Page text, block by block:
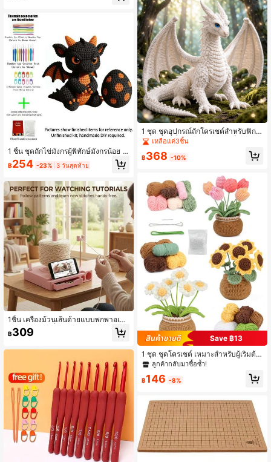
1 ชิ้น ชุดถักไข่มังกรผู้พิทักษ์มังกรน้อย (ยั
งไม่เสร็จ ต้องใช้การถักด้วยมืออย่างง่า
ย)! ชุด DIY เหมาะสำหรับผู้เริ่มต้น รวม
ของขวัญที่สมบูรณ์แบบสำหรับวันเกิด ฮ
าโลวีน คริสต์มาส วันวาเลนไทน์ ตกแต่
งบ้าน
฿254 -23% 3 วันสุดท้าย
1ชิ้น เครื่องม้วนเส้นด้ายแบบพกพาอเนก
ประสงค์พร้อมที่วางโทรศัพท์, ชามเส้นด้
ายอเนกประสงค์พร้อมที่วางหลอดด้ายแ
บการเดินทาง, เครื่องจ่ายเส้นด้ายพลาส
ติก, การม้วนเส้นด้ายแบบไม่พันกัน, เครื่
องมือจัดการวัสดุเส้นด้ายหัตถกรรม
฿309
นใคร, เครื่องประดับกระเป๋า
1 ชุด ชุดอุปกรณ์ถักโครเชต์สำหรับฟิกเก
อร์มังกรไร้ที่ติ (ไม่ใช่สินค้าสำเร็จรูป ต้อ
งทำด้วยมือ), มีวิดีโอสอนและคำแนะนำ
พร้อมภาพประกอบ, เหมาะสำหรับผู้เริ่ม
ต่ใจดีช่วยเพิ่มความสดใสให้กับมุมบ้าน
ที่อบอุ่น, หรือเป็นของขวัญที่ไม่เหมือนใ
ครและเปี่ยมด้วยความหมาย. ทำด้วยมื
อที่นุ่มนวลและน่ารัก, รอให้คุณสร้างสรร
ค์. ของขวัญวันเกิด/ของขวัญคู่รัก/ของข
วัญวันวาเลนไทน์/ของขวัญอีสเตอร์, ขอ
งขวัญทำมือสำหรับครอบครัว/เพื่อน/คู่รั
เหลือแค่3ชิ้น
฿368 -10%
Save ฿13
1 ชุด ชุดโครเชต์ เหมาะสำหรับผู้เริ่มต้น,
ด้ายโครเชต์ทำด้วยมือดอกไม้โบก๊วย, วั
สดุสำหรับดอกทิวลิปและต้นทานตะวันใ
นกระถาง, รวมอุปกรณ์พื้นฐานและคู่มือ
ลูกค้ากลับมาซื้อซ้ำ!
฿146 -8%